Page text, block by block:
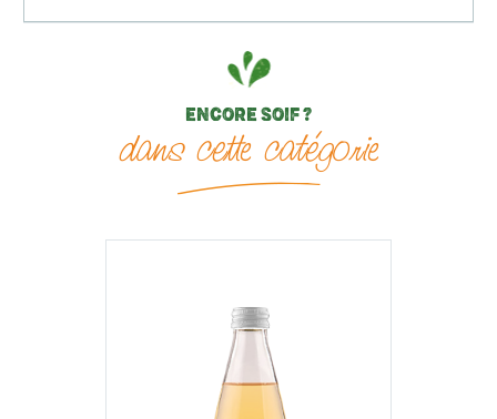
ENCORE SOIF ?
dans cette catégorie